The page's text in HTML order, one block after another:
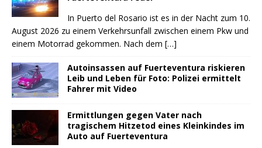
In Puerto del Rosario ist es in der Nacht zum 10.
August 2026 zu einem Verkehrsunfall zwischen einem Pkw und
einem Motorrad gekommen. Nach dem […]
Autoinsassen auf Fuerteventura riskieren
Leib und Leben für Foto: Polizei ermittelt
Fahrer mit Video
Ermittlungen gegen Vater nach
tragischem Hitzetod eines Kleinkindes im
Auto auf Fuerteventura